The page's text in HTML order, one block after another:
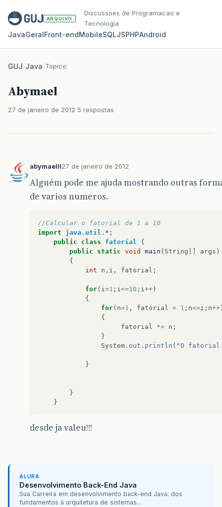
ARQUIVO
Discussoes de Programacao e
Tecnologia
JavaGeralFront‑endMobileSQLJSPHPAndroid
GUJ/Java/Topico
Abymael
27 de janeiro de 2012 5 respostas
abymaelll27 de janeiro de 2012
Alguém pode me ajuda mostrando outras
de varios numeros.
//Calcular o fatorial de 1 a 10
import
java.util.* ;
public
class fatorial
{
public
static void main ( String args )
{
int
n , i , fatorial ;
for( i=1 ; i<=10 ; i++ )
{
for( n=1 , fatorial = 1 ; n<=i ; n++
{
fatorial
*= n ;
}
System . out . println ( "O fatorial
}
}
}
desde ja valeu!!!
ALURA
Desenvolvimento Back-End Java
Sua Carreira em desenvolvimento back-end Java: dos
fundamentos à arquitetura de sistemas...